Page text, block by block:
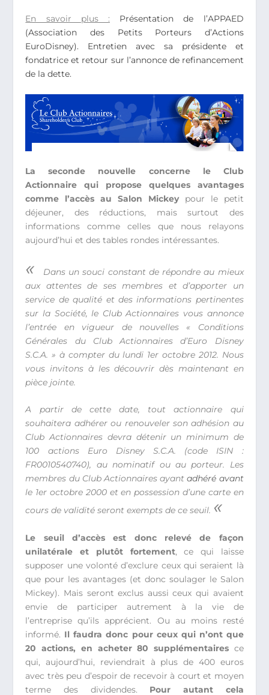
En savoir plus :
Présentation de l’APPAED
(Association des Petits Porteurs d’Actions
EuroDisney). Entretien avec sa présidente et
fondatrice et retour sur l’annonce de refinancement
de la dette.
La seconde nouvelle concerne le Club
Actionnaire qui propose quelques avantages
comme l’accès au Salon Mickeypour le petit
déjeuner, des réductions, mais surtout des
informations comme celles que nous relayons
aujourd’hui et des tables rondes intéressantes.
«
Dans un souci constant de répondre au mieux
aux attentes de ses membres et d’apporter un
service de qualité et des informations pertinentes
sur la Société, le Club Actionnaires vous annonce
l’entrée en vigueur de nouvelles « Conditions
Générales du Club Actionnaires d’Euro Disney
S.C.A. » à compter du lundi 1er octobre 2012. Nous
vous invitons à les découvrir dès maintenant en
pièce jointe.
A partir de cette date, tout actionnaire qui
souhaitera adhérer ou renouveler son adhésion au
Club Actionnaires devra détenir un minimum de
100 actions Euro Disney S.C.A. (code ISIN :
FR0010540740), au nominatif ou au porteur. Les
membres du Club Actionnaires ayantadhéré avant
le 1er octobre 2000 et en possession d’une carte en
cours de validité seront exempts de ce seuil. «
Le seuil d’accès est donc relevé de façon
unilatérale et plutôt fortement, ce qui laisse
supposer une volonté d’exclure ceux qui seraient là
que pour les avantages (et donc soulager le Salon
Mickey). Mais seront exclus aussi ceux qui avaient
envie de participer autrement à la vie de
l’entreprise qu’ils apprécient. Ou au moins resté
informé. Il faudra donc pour ceux qui n’ont que
20 actions, en acheter 80 supplémentairesce
qui, aujourd’hui, reviendrait à plus de 400 euros
avec très peu d’espoir de recevoir à court et moyen
terme des dividendes. Pour autant cela